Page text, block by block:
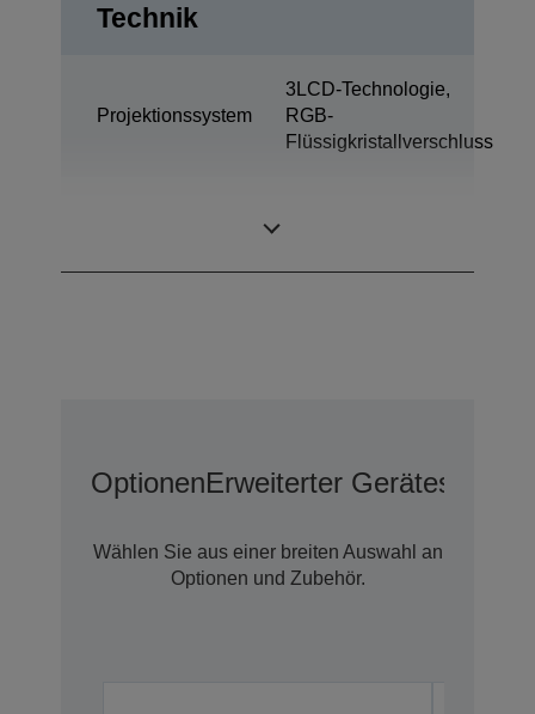
Technik
Projektionssystem
3LCD-Technologie,
RGB-
Flüssigkristallverschluss
OptionenErweiterter Geräteschutz
Wählen Sie aus einer breiten Auswahl an
Optionen und Zubehör.